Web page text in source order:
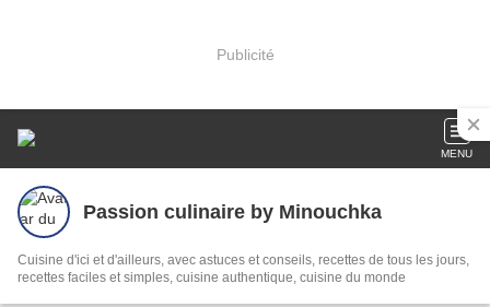
Publicité
MENU
Passion culinaire by Minouchka
Cuisine d'ici et d'ailleurs, avec astuces et conseils, recettes de tous les jours,
recettes faciles et simples, cuisine authentique, cuisine du monde